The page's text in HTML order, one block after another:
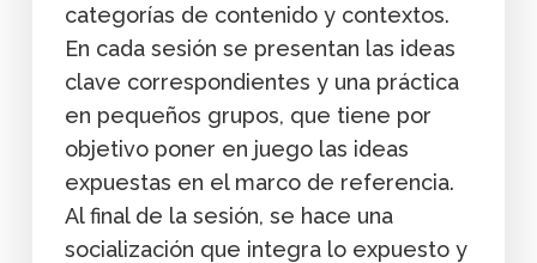
categorías de contenido y contextos.
En cada sesión se presentan las ideas
clave correspondientes y una práctica
en pequeños grupos, que tiene por
objetivo poner en juego las ideas
expuestas en el marco de referencia.
Al final de la sesión, se hace una
socialización que integra lo expuesto y